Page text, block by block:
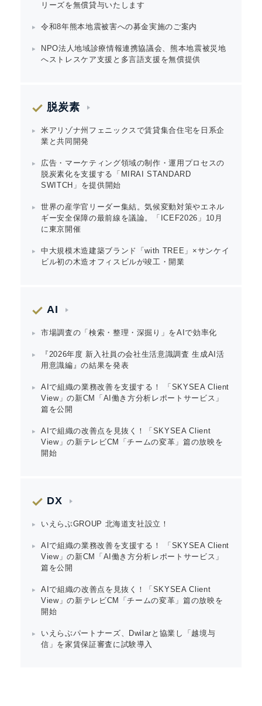
リーズを無償貸与いたします
令和8年熊本地震被害への募金実施のご案内
NPO法人地域診療情報連携協議会、熊本地震被災地
へストレスケア支援と多言語支援を無償提供
脱炭素
米アリゾナ州フェニックスで賃貸集合住宅を日系企
業と共同開発
広告・マーケティング領域の制作・運用プロセスの
脱炭素化を支援する「MIRAI STANDARD
SWITCH」を提供開始
世界の産学官リーダー集結。気候変動対策やエネル
ギー安全保障の最前線を議論。「ICEF2026」10月
に東京開催
中大規模木造建築ブランド「with TREE」×サンケイ
ビル初の木造オフィスビルが竣工・開業
AI
市場調査の「検索・整理・深掘り」をAIで効率化
『2026年度 新入社員の会社生活意識調査 生成AI活
用意識編』の結果を発表
AIで組織の業務改善を支援する！ 「SKYSEA Client
View」の新CM「AI働き方分析レポートサービス」
篇を公開
AIで組織の改善点を見抜く！「SKYSEA Client
View」の新テレビCM「チームの変革」篇の放映を
開始
DX
いえらぶGROUP 北海道支社設立！
AIで組織の業務改善を支援する！ 「SKYSEA Client
View」の新CM「AI働き方分析レポートサービス」
篇を公開
AIで組織の改善点を見抜く！「SKYSEA Client
View」の新テレビCM「チームの変革」篇の放映を
開始
いえらぶパートナーズ、Dwilarと協業し「越境与
信」を家賃保証審査に試験導入